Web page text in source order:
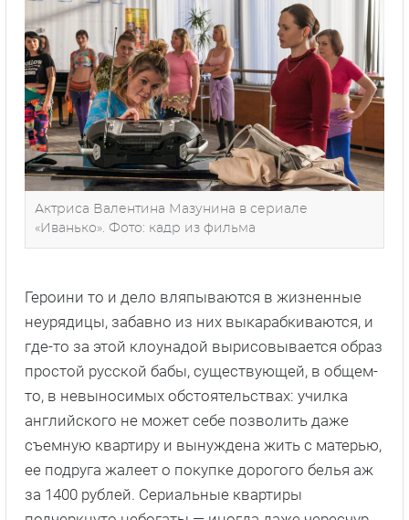
Актриса Валентина Мазунина в сериале
«Иванько». Фото: кадр из фильма
Героини то и дело вляпываются в жизненные
неурядицы, забавно из них выкарабкиваются, и
где-то за этой клоунадой вырисовывается образ
простой русской бабы, существующей, в общем-
то, в невыносимых обстоятельствах: училка
английского не может себе позволить даже
съемную квартиру и вынуждена жить с матерью,
ее подруга жалеет о покупке дорогого белья аж
за 1400 рублей. Сериальные квартиры